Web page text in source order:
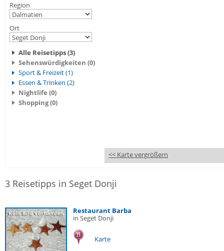
Region
Ort
Alle Reisetipps (3)
Sehenswürdigkeiten (0)
Sport & Freizeit (1)
Essen & Trinken (2)
Nightlife (0)
Shopping (0)
<< Karte vergrößern
3 Reisetipps in Seget Donji
Restaurant Barba
in Seget Donji
Karte